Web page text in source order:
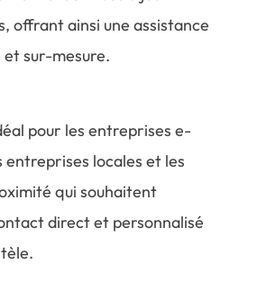
offrant ainsi une assistance
sur-mesure.
pour les entreprises e-
entreprises locales et les
qui souhaitent
direct et personnalisé